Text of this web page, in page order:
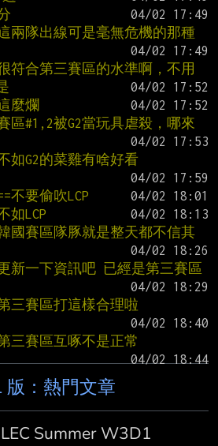
兩隊出線可是毫無危機的那種
符合第三賽區的水準啊，不用
麼爛
區#1,2被G2當玩具虐殺，哪來
如G2的菜雞有啥好看
不要偷吹LCP
如LCP
國賽區隊豚就是整天都不信其
新一下資訊吧 已經是第三賽區
三賽區打這樣合理啦
三賽區互啄不是正常
：熱門文章
Summer W3D1